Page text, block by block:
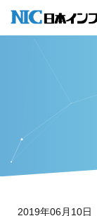
2019年06月10日